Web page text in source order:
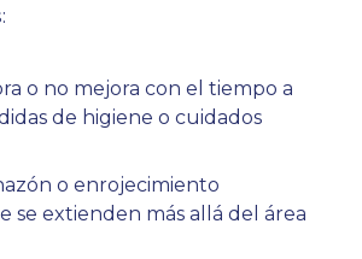
o no mejora con el tiempo a
de higiene o cuidados
o enrojecimiento
se extienden más allá del área